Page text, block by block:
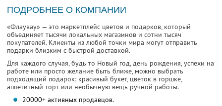
ПОДРОБНЕЕ О КОМПАНИИ
«Флаувау» — это маркетплейс цветов и подарков, который
объединяет тысячи локальных магазинов и сотни тысяч
покупателей. Клиенты из любой точки мира могут отправить
подарки близким с быстрой доставкой.
Для каждого случая, будь то Новый год, день рождения, успехи на
работе или просто желание быть ближе, можно выбрать
подходящий подарок: красивый букет, цветок в горшке,
аппетитный торт или необычную вещь ручной работы.
20000+ активных продавцов.